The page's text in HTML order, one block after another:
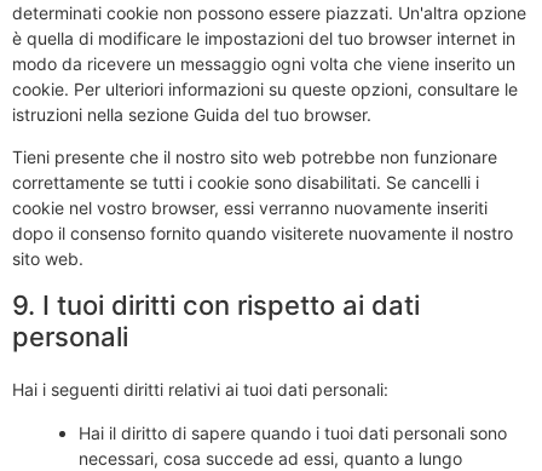
determinati cookie non possono essere piazzati. Un'altra opzione
è quella di modificare le impostazioni del tuo browser internet in
modo da ricevere un messaggio ogni volta che viene inserito un
cookie. Per ulteriori informazioni su queste opzioni, consultare le
istruzioni nella sezione Guida del tuo browser.
Tieni presente che il nostro sito web potrebbe non funzionare
correttamente se tutti i cookie sono disabilitati. Se cancelli i
cookie nel vostro browser, essi verranno nuovamente inseriti
dopo il consenso fornito quando visiterete nuovamente il nostro
sito web.
9. I tuoi diritti con rispetto ai dati
personali
Hai i seguenti diritti relativi ai tuoi dati personali:
Hai il diritto di sapere quando i tuoi dati personali sono
necessari, cosa succede ad essi, quanto a lungo